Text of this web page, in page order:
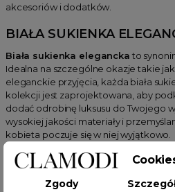
akcesoriów i dodatków.
BIAŁA SUKIENKA
Biała sukienka elegancka to
Idealna na szczególne okazje takie
eleganckie przyjęcia, każda biała
kolekcji jest zaprojektowana, aby
dodać odrobinę luksusu do Twojego
wysokiej jakości materiały i
kobieta poczuje się w niej wyjątkowo.
BIAŁA SUKIENKA MIDI
Biała sukienka midi
jest
Zgody